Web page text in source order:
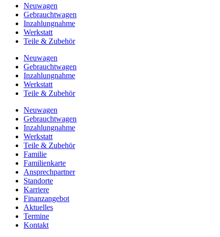
Neuwagen
Gebrauchtwagen
Inzahlungnahme
Werkstatt
Teile & Zubehör
Neuwagen
Gebrauchtwagen
Inzahlungnahme
Werkstatt
Teile & Zubehör
Neuwagen
Gebrauchtwagen
Inzahlungnahme
Werkstatt
Teile & Zubehör
Familie
Familienkarte
Ansprechpartner
Standorte
Karriere
Finanzangebot
Aktuelles
Termine
Kontakt